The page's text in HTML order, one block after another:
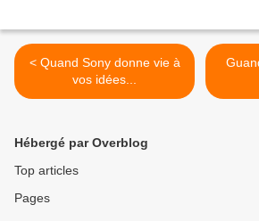
< Quand Sony donne vie à
vos idées...
Hébergé par Overblog
Top articles
Pages